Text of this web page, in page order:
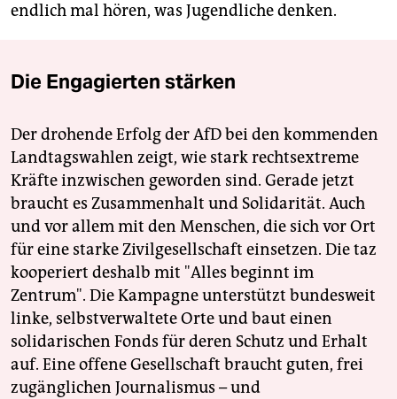
endlich mal hören, was Jugendliche denken.
Die Engagierten stärken
Der drohende Erfolg der AfD bei den kommenden
Landtagswahlen zeigt, wie stark rechtsextreme
Kräfte inzwischen geworden sind. Gerade jetzt
braucht es Zusammenhalt und Solidarität. Auch
und vor allem mit den Menschen, die sich vor Ort
für eine starke Zivilgesellschaft einsetzen. Die taz
kooperiert deshalb mit "Alles beginnt im
Zentrum". Die Kampagne unterstützt bundesweit
linke, selbstverwaltete Orte und baut einen
solidarischen Fonds für deren Schutz und Erhalt
auf. Eine offene Gesellschaft braucht guten, frei
zugänglichen Journalismus – und